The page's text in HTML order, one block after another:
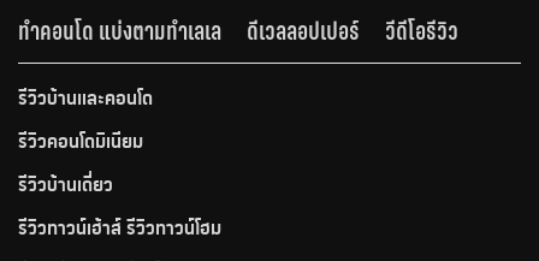
ทำคอนโด แบ่งตามทำเลเล
ดีเวลลอปเปอร์ วีดีโอรีวิว
รีวิวบ้านและคอนโด
รีวิวคอนโดมิเนียม
รีวิวบ้านเดี่ยว
รีวิวทาวน์เฮ้าส์ รีวิวทาวน์โฮม